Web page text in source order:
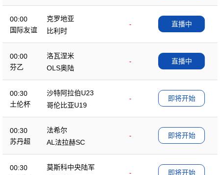
00:00
国际友谊
克罗地亚
-
比利时
直播中
00:00
芬乙
洛瓦涅米
-
OLS奥陆
直播中
00:30
土伦杯
沙特阿拉伯U23
-
哥伦比亚U19
即将开始
00:30
苏丹超
法希尔
-
AL法拉赫SC
即将开始
00:30
莫斯科中央陆军
-
即将开始